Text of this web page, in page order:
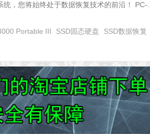
，您将始终处于数据恢复技术的前沿！ PC-...
Portable III SSD固态硬盘
SSD数据恢复